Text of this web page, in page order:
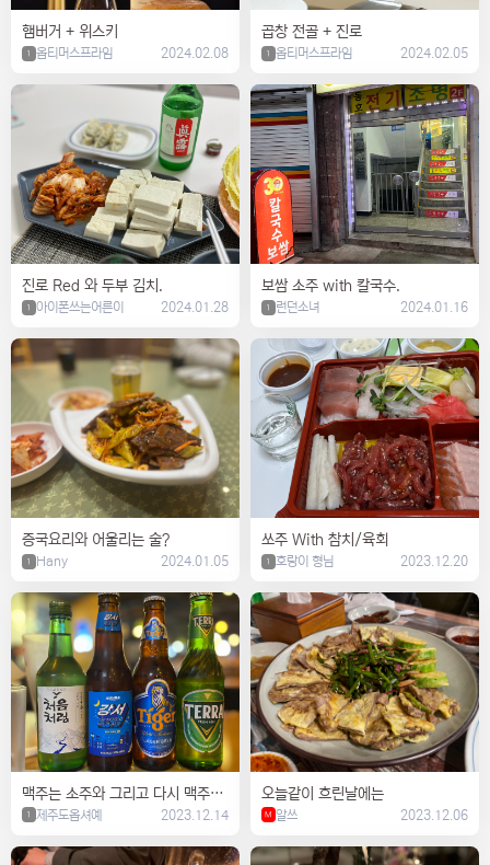
햄버거 + 위스키
1 옵티머스프라임 2024.02.08
곱창 전골 + 진로
1 옵티머스프라임 2024.02.05
진로 Red 와 두부 김치.
1 아이폰쓰는어른이 2024.01.28
보쌈 소주 with 칼국수.
1 런던소녀 2024.01.16
증국요리와 어울리는 술?
1 Hany 2024.01.05
쏘주 With 참치/육회
1 호랑이 형님 2023.12.20
맥주는 소주와 그리고 다시 맥주로
페어링
1 제주도옵셔예 2023.12.14
오늘같이 흐린날에는
M 알쓰 2023.12.06